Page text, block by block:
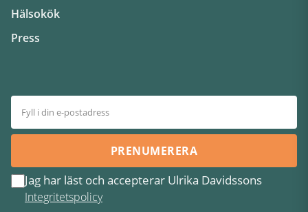
Hälsokök
Press
PRENUMERERA
Jag har läst och accepterar Ulrika Davidssons
Integritetspolicy